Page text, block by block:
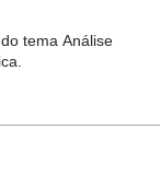
tema Análise